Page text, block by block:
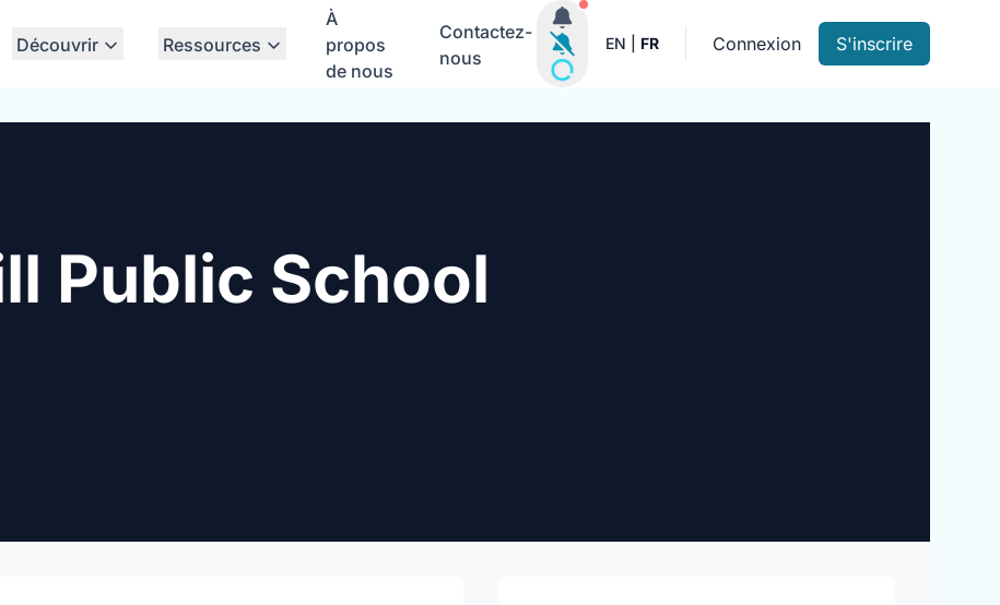
Découvrir Ressources
À
propos
de nous
Contactez-
nous
Notifications actives
EN FR Connexion S'inscrire
Public School